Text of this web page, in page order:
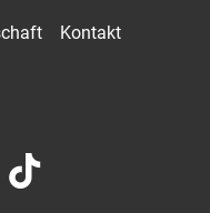
Kontakt